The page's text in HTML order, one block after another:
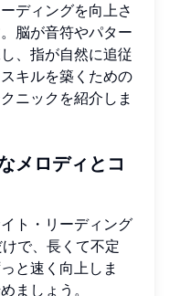
ディングを向上さ
脳が音符やパター
、指が自然に追従
キルを築くための
ニックを紹介しま
メロディとコ
ト・リーディング
で、長くて不定
と速く向上しま
ましょう。